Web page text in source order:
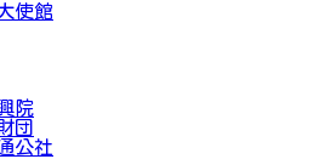
使館
院
団
公社